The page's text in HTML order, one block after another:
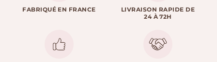
FABRIQUÉ EN FRANCE
LIVRAISON RAPIDE DE
24 À 72H